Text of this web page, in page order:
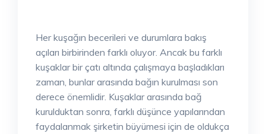
Her kuşağın becerileri ve durumlara bakış
açıları birbirinden farklı oluyor. Ancak bu farklı
kuşaklar bir çatı altında çalışmaya başladıkları
zaman, bunlar arasında bağın kurulması son
derece önemlidir. Kuşaklar arasında bağ
kurulduktan sonra, farklı düşünce yapılarından
faydalanmak şirketin büyümesi için de oldukça